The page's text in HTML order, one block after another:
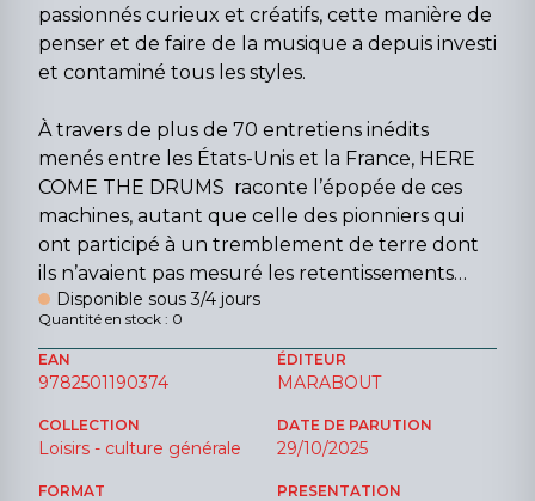
passionnés curieux et créatifs, cette manière de
penser et de faire de la musique a depuis investi
et contaminé tous les styles.
À travers de plus de 70 entretiens inédits
menés entre les États-Unis et la France, HERE
COME THE DRUMS raconte l’épopée de ces
machines, autant que celle des pionniers qui
ont participé à un tremblement de terre dont
ils n’avaient pas mesuré les retentissements…
Disponible sous 3/4 jours
Quantité en stock : 0
EAN
9782501190374
ÉDITEUR
MARABOUT
COLLECTION
Loisirs - culture générale
DATE DE PARUTION
29/10/2025
FORMAT PRESENTATION